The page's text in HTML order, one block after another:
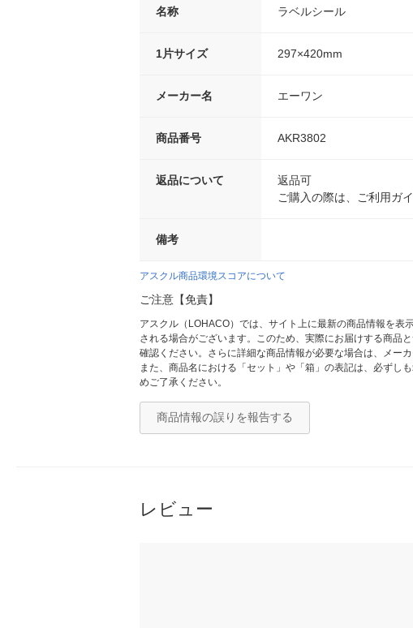
名称 ラベルシール
1片サイズ 297×420mm
メーカー名 エーワン
商品番号 AKR3802
返品について
返品可
ご購入の際は、ご利用ガ
備考
アスクル商品環境スコアについて
ご注意【免責】
アスクル（LOHACO）では、サイト上に最新の商品情報を
される場合がございます。このため、実際にお届けする商品
確認ください。さらに詳細な商品情報が必要な場合は、メー
また、商品名における「セット」や「箱」の表記は、必ずし
めご了承ください。
商品情報の誤りを報告する
レビュー